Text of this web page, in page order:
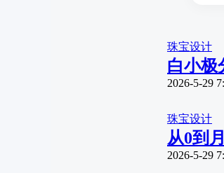
珠宝设计
白小极
2026-5-29
珠宝设计
从0到
2026-5-29